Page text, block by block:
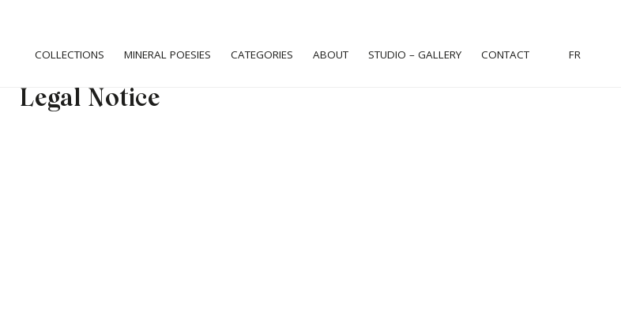
COLLECTIONS MINERAL POESIES CATEGORIES ABOUT STUDIO – GALLERY CONTACT FR
Legal Notice